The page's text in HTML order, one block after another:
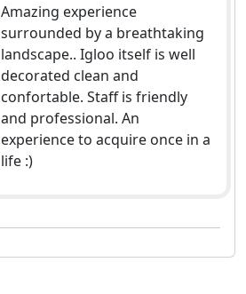
Amazing experience
surrounded by a breathtaking
landscape.. Igloo itself is well
decorated clean and
confortable. Staff is friendly
and professional. An
experience to acquire once in a
life :)